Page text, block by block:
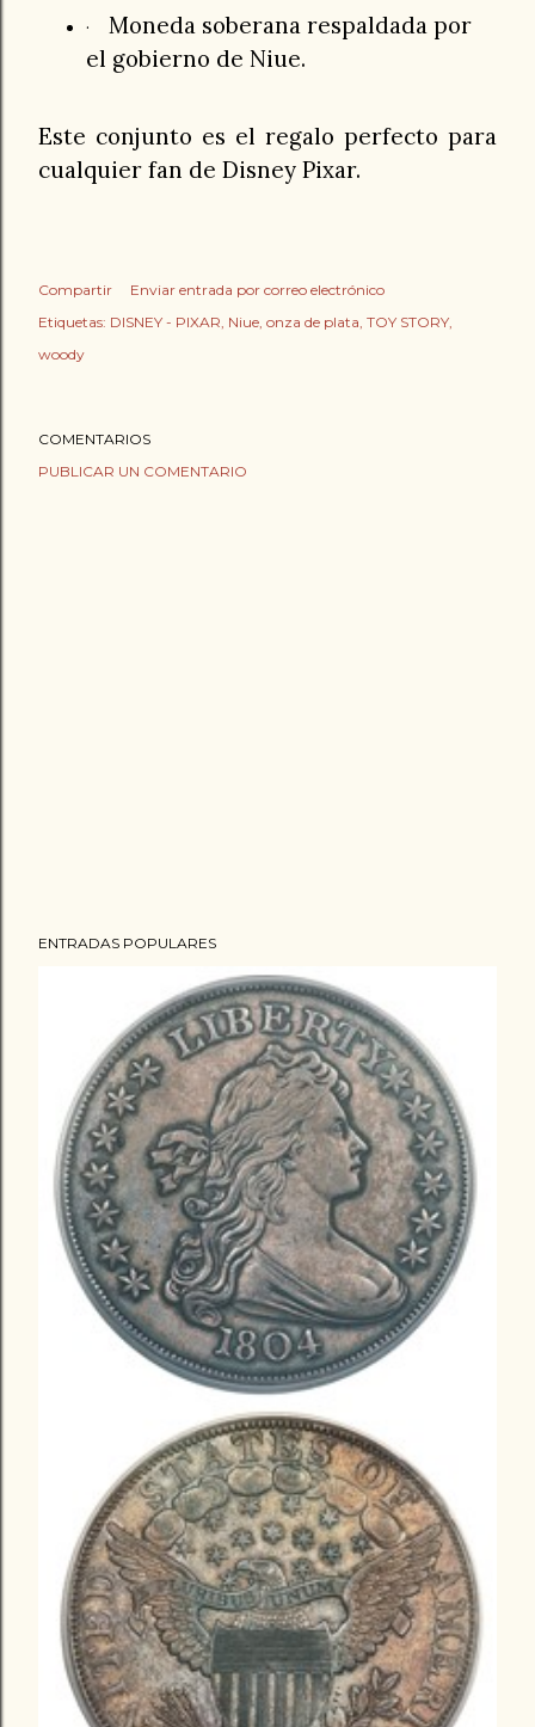
·
Moneda soberana respaldada por
el gobierno de Niue.
Este conjunto es el regalo perfecto para
cualquier fan de Disney Pixar.
Compartir
Enviar entrada por correo electrónico
Etiquetas: DISNEY - PIXAR Niue onza de plata TOY STORY
woody
COMENTARIOS
PUBLICAR UN COMENTARIO
ENTRADAS POPULARES